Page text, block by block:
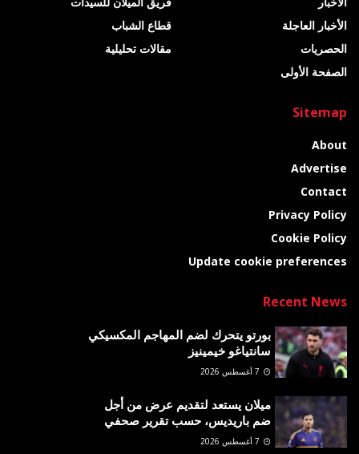
الأخبار العاجلة
الحصريات
الصفحة الأولى
قطاع الشباب
مقالات تحليلية
Sitemap
About
Advertise
Contact
Privacy Policy
Cookie Policy
Update cookie preferences
Recent News
بورتو يتحرك لضم المهاجم المكسيكي
سانتياغو خيمينيز
ميلان يستعد لتقديم عرض من أجل
ضم باريديس، حسب تقرير صحفي